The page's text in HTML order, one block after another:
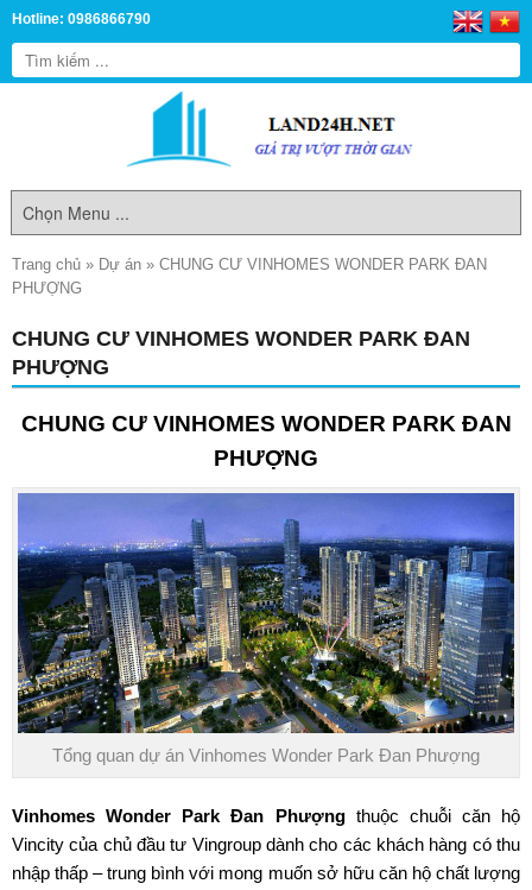
Hotline: 0986866790
Trang chủ » Dự án » CHUNG CƯ VINHOMES WONDER PARK ĐAN
PHƯỢNG
CHUNG CƯ VINHOMES WONDER PARK ĐAN
PHƯỢNG
CHUNG CƯ VINHOMES WONDER PARK ĐAN
PHƯỢNG
Tổng quan dự án Vinhomes Wonder Park Đan Phượng
Vinhomes Wonder Park Đan Phượngthuộc chuỗi căn hộ
Vincity của chủ đầu tư Vingroup dành cho các khách hàng có thu
nhập thấp – trung bình với mong muốn sở hữu căn hộ chất lượng